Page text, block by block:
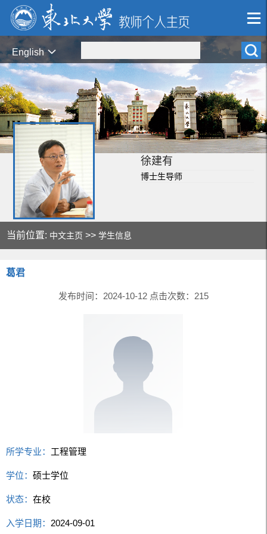
English
徐建有
博士生导师
当前位置: 中文主页 >>学生信息
葛君
发布时间：2024-10-12 点击次数： 215
所学专业： 工程管理
学位：硕士学位
状态：在校
入学日期： 2024-09-01